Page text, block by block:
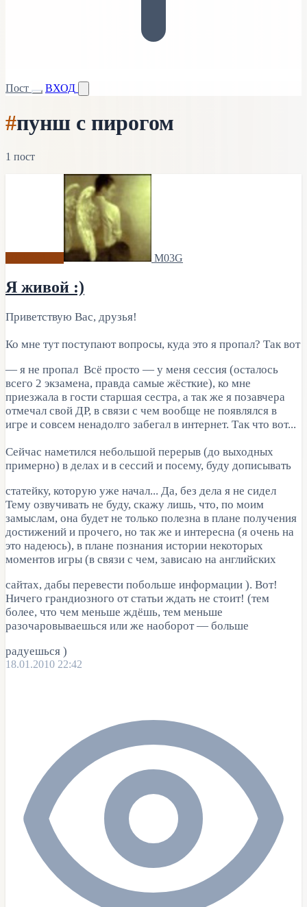
Пост ВХОД
#пунш с пирогом
1 пост
M03G
Я живой :)
Приветствую Вас, друзья!
Ко мне тут поступают вопросы, куда это я пропал? Так вот
— я не пропал Всё просто — у меня сессия (осталось
всего 2 экзамена, правда самые жёсткие), ко мне
приезжала в гости старшая сестра, а так же я позавчера
отмечал свой ДР, в связи с чем вообще не появлялся в
игре и совсем ненадолго забегал в интернет. Так что вот...
Сейчас наметился небольшой перерыв (до выходных
примерно) в делах и в сессий и посему, буду дописывать
статейку, которую уже начал... Да, без дела я не сидел
Тему озвучивать не буду, скажу лишь, что, по моим
замыслам, она будет не только полезна в плане получения
достижений и прочего, но так же и интересна (я очень на
это надеюсь), в плане познания истории некоторых
моментов игры (в связи с чем, зависаю на английских
сайтах, дабы перевести побольше информации ). Вот!
Ничего грандиозного от статьи ждать не стоит! (тем
более, что чем меньше ждёшь, тем меньше
разочаровываешься или же наоборот — больше
радуешься )
18.01.2010 22:42